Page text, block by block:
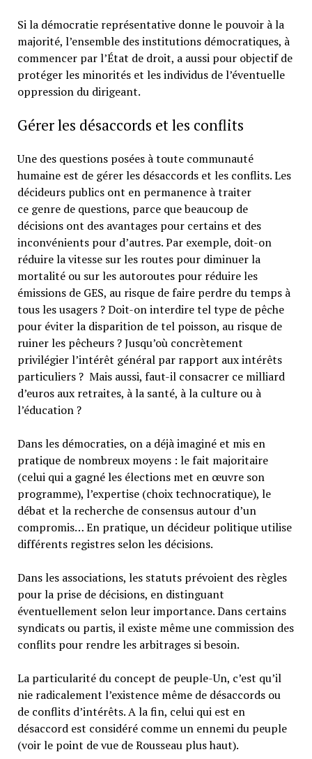
Si la démocratie représentative donne le pouvoir à la
majorité, l’ensemble des institutions démocratiques, à
commencer par l’État de droit, a aussi pour objectif de
protéger les minorités et les individus de l’éventuelle
oppression du dirigeant.
Gérer les désaccords et les conflits
Une des questions posées à toute communauté
humaine est de gérer les désaccords et les conflits. Les
décideurs publics ont en permanence à traiter
ce genre de questions, parce que beaucoup de
décisions ont des avantages pour certains et des
inconvénients pour d’autres. Par exemple, doit-on
réduire la vitesse sur les routes pour diminuer la
mortalité ou sur les autoroutes pour réduire les
émissions de GES, au risque de faire perdre du temps à
tous les usagers ? Doit-on interdire tel type de pêche
pour éviter la disparition de tel poisson, au risque de
ruiner les pêcheurs ? Jusqu’où concrètement
privilégier l’intérêt général par rapport aux intérêts
particuliers ? Mais aussi, faut-il consacrer ce milliard
d’euros aux retraites, à la santé, à la culture ou à
l’éducation ?
Dans les démocraties, on a déjà imaginé et mis en
pratique de nombreux moyens : le fait majoritaire
(celui qui a gagné les élections met en œuvre son
programme), l’expertise (choix technocratique), le
débat et la recherche de consensus autour d’un
compromis… En pratique, un décideur politique utilise
différents registres selon les décisions.
Dans les associations, les statuts prévoient des règles
pour la prise de décisions, en distinguant
éventuellement selon leur importance. Dans certains
syndicats ou partis, il existe même une commission des
conflits pour rendre les arbitrages si besoin.
La particularité du concept de peuple-Un, c’est qu’il
nie radicalement l’existence même de désaccords ou
de conflits d’intérêts. A la fin, celui qui est en
désaccord est considéré comme un ennemi du peuple
(voir le point de vue de Rousseau plus haut).